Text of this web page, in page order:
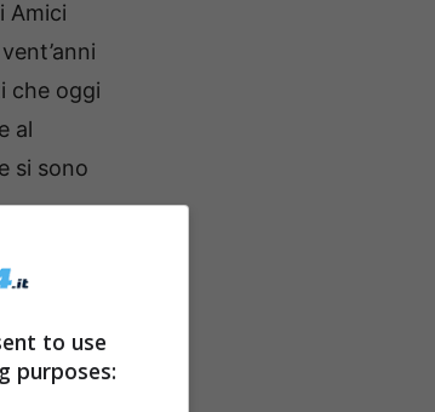
Amici
vent’anni
che oggi
al
si sono
Maria De
to use
purposes: